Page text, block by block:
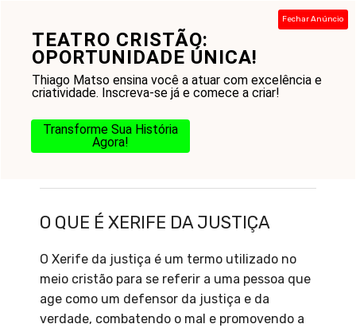
TEATRO CRISTÃO:
OPORTUNIDADE ÚNICA!
Thiago Matso ensina você a atuar com excelência e
criatividade. Inscreva-se já e comece a criar!
Transforme Sua História
Agora!
Fechar Anúncio
conteúdo
O QUE É XERIFE DA JUSTIÇA
O Xerife da justiça é um termo utilizado no
meio cristão para se referir a uma pessoa que
age como um defensor da justiça e da
verdade, combatendo o mal e promovendo a